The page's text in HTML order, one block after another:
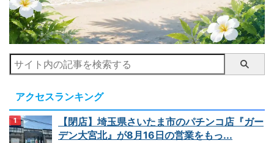
アクセスランキング
【閉店】埼玉県さいたま市のパチンコ店『ガー
デン大宮北』が8月16日の営業をもっ...